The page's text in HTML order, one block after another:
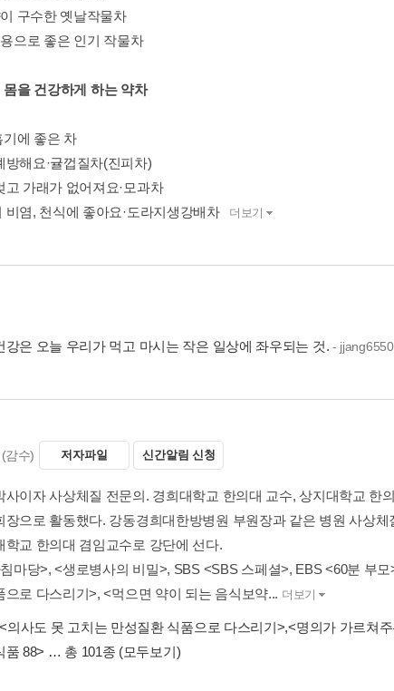
구수한 옛날작물차
으로 좋은 인기 작물차
몸을 건강하게 하는 약차
기에 좋은 차
방해요·귤껍질차(진피차)
고 가래가 없어져요·모과차
비염, 천식에 좋아요·도라지생강배차
더보기
강은 오늘 우리가 먹고 마시는 작은 일상에 좌우되는 것. - jjang6550
(감수) 저자파일 신간알림 신청
사이자 사상체질 전문의. 경희대학교 한의대 교수, 상지대학교 한
장으로 활동했다. 강동경희대한방병원 부원장과 같은 병원 사상
학교 한의대 겸임교수로 강단에 선다.
마당>, <생로병사의 비밀>, SBS <SBS 스페셜>, EBS <60분 부
으로 다스리기>, <먹으면 약이 되는 음식보약... 더보기
<의사도 못 고치는 만성질환 식품으로 다스리기>,<명의가 가르쳐
품 88> … 총 101종 (모두보기)